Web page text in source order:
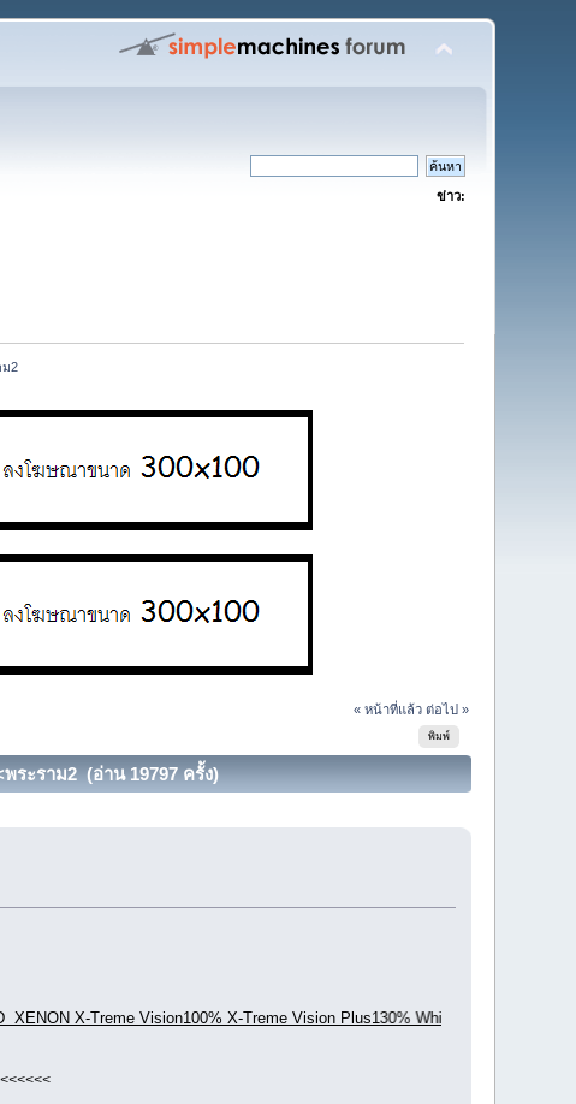
ข่าว:
ม2
« หน้าที่แล้ว ต่อไป »
พิมพ์
ระราม2 (อ่าน 19797 ครั้ง)
Vision100% X-Treme Vision Plus130% White Vision Crystal Vision